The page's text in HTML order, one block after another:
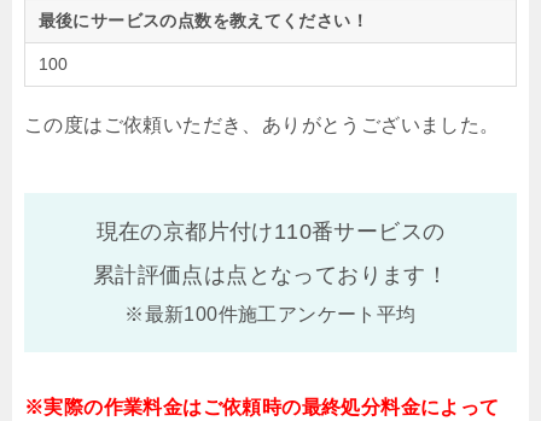
最後にサービスの点数を教えてください！
100
この度はご依頼いただき、ありがとうございました。
現在の京都片付け110番サービスの
累計評価点は点となっております！
※最新100件施工アンケート平均
※実際の作業料金はご依頼時の最終処分料金によって